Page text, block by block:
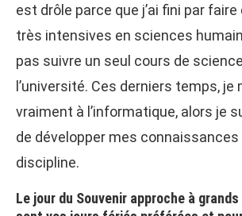
est drôle parce que j’ai fini par
très intensives en sciences
pas suivre un seul cours de
l’université. Ces derniers temps, je
vraiment à l’informatique, alors je
de développer mes
discipline.
Le jour du Souvenir approche à